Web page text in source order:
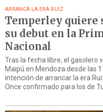
ARRANCA LA ERA RUIZ
Temperley quiere
su debut en la
Nacional
Tras la fecha libre, el gasolero
Maipú en Mendoza desde las
intención de arrancar la era
Once confirmado para los de